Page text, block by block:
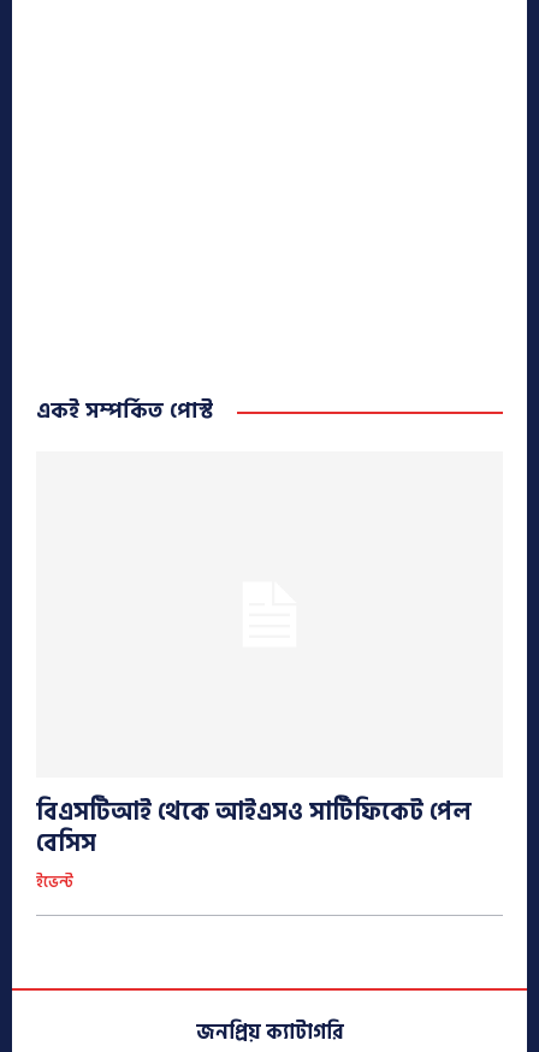
একই সম্পর্কিত পোস্ট
বিএসটিআই থেকে আইএসও সার্টিফিকেট পেল
বেসিস
ইভেন্ট
জনপ্রিয় ক্যাটাগরি